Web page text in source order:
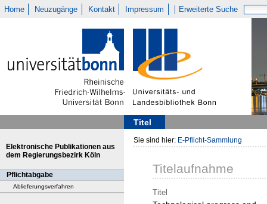
Home Neuzugänge Kontakt Impressum Erweiterte Suche
Titel
Elektronische Publikationen aus
dem Regierungsbezirk Köln
Pflichtabgabe
Ablieferungsverfahren
Sie sind hier: E-Pflicht-Sammlung
Titelaufnahme
Titel